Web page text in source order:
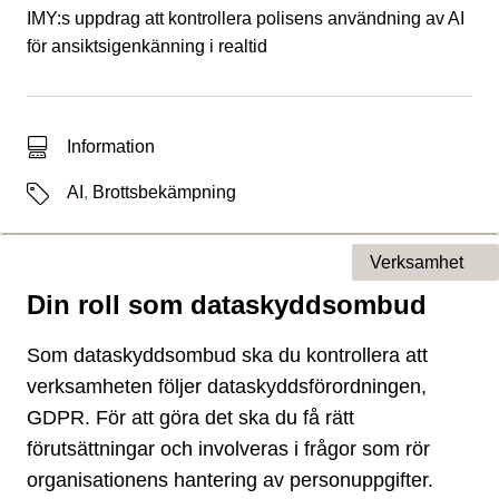
IMY:s uppdrag att kontrollera polisens användning av AI
för ansiktsigenkänning i realtid
Typ av sökträff
Information
Etiketter
AI , Brottsbekämpning
Din roll som dataskyddsombud
Typ av sida
Verksamhet
Som dataskyddsombud ska du kontrollera att
verksamheten följer dataskyddsförordningen,
GDPR. För att göra det ska du få rätt
förutsättningar och involveras i frågor som rör
organisationens hantering av personuppgifter.